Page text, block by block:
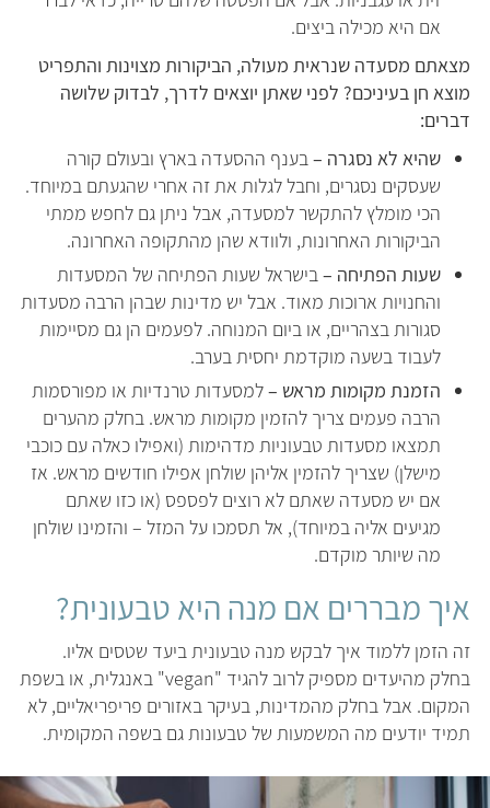
אם היא מכילה ביצים.
מצאתם מסעדה שנראית מעולה, הביקורות מצוינות והתפריט
מוצא חן בעיניכם? לפני שאתן יוצאים לדרך, לבדוק שלושה
דברים:
שהיא לא נסגרה –בענף ההסעדה בארץ ובעולם קורה
שעסקים נסגרים, וחבל לגלות את זה אחרי שהגעתם במיוחד.
הכי מומלץ להתקשר למסעדה, אבל ניתן גם לחפש ממתי
הביקורות האחרונות, ולוודא שהן מהתקופה האחרונה.
שעות הפתיחה –בישראל שעות הפתיחה של המסעדות
והחנויות ארוכות מאוד. אבל יש מדינות שבהן הרבה מסעדות
סגורות בצהריים, או ביום המנוחה. לפעמים הן גם מסיימות
לעבוד בשעה מוקדמת יחסית בערב.
הזמנת מקומות מראש –למסעדות טרנדיות או מפורסמות
הרבה פעמים צריך להזמין מקומות מראש. בחלק מהערים
תמצאו מסעדות טבעוניות מדהימות (ואפילו כאלה עם כוכבי
מישלן) שצריך להזמין אליהן שולחן אפילו חודשים מראש. אז
אם יש מסעדה שאתם לא רוצים לפספס (או כזו שאתם
מגיעים אליה במיוחד), אל תסמכו על המזל – והזמינו שולחן
מה שיותר מוקדם.
איך מבררים אם מנה היא טבעונית?
זה הזמן ללמוד איך לבקש מנה טבעונית ביעד שטסים אליו.
בחלק מהיעדים מספיק לרוב להגיד "vegan" באנגלית, או בשפת
המקום. אבל בחלק מהמדינות, בעיקר באזורים פריפריאליים, לא
תמיד יודעים מה המשמעות של טבעונות גם בשפה המקומית.